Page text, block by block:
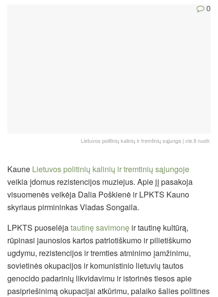
0
Lietuvos politinių kalinių ir tremtinių sąjunga | vle.lt nuotr.
Kaune Lietuvos politinių kalinių ir tremtinių sąjungoje
veikia įdomus rezistencijos muziejus. Apie jį pasakoja
visuomenės veikėja Dalia Poškienė ir LPKTS Kauno
skyriaus pirmininkas Vladas Songaila.
LPKTS puoselėjatautinę savimonę ir tautinę kultūrą,
rūpinasi jaunosios kartos patriotiškumo ir pilietiškumo
ugdymu, rezistencijos ir tremties atminimo įamžinimu,
sovietinės okupacijos ir komunistinio lietuvių tautos
genocido padarinių likvidavimu ir istorinės tiesos apie
pasipriešinimą okupacijai atkūrimu, palaiko šalies politines